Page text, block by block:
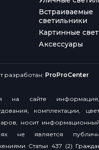
Встраиваемые
светильники
Картинные
Аксессуары
разработан: ProProCenter
на сайте
комплектации,
носит
не является
Статьи 437 (2)